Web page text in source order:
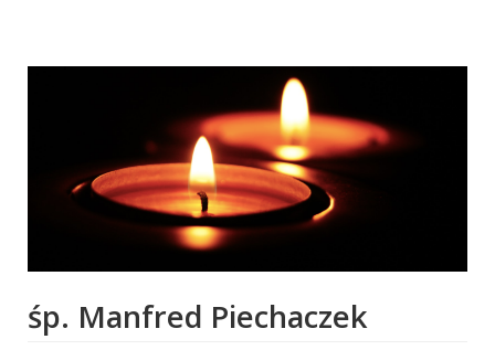
śp. Manfred Piechaczek